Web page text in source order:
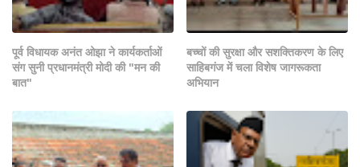
पूर्व विधायक अनंत ओझा ने कार्यकर्ताओं
संग सुनी प्रधानमंत्री मोदी की "मन की
बात"
बच्चों की सुरक्षा और सशक्तिकरण के लिए
साहिबगंज में चला विशेष जागरूकता
अभियान